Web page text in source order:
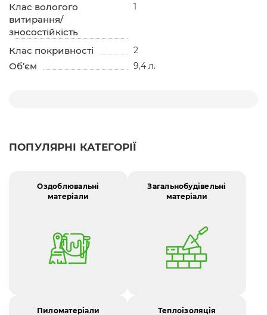
Клас вологого
витирання/
зносостійкість
1
Клас покривності 2
Об’єм 9,4 л.
ПОПУЛЯРНІ КАТЕГОРІЇ
Оздоблювальні
матеріали
Загальнобудівельні
матеріали
Пиломатеріали Теплоізоляція